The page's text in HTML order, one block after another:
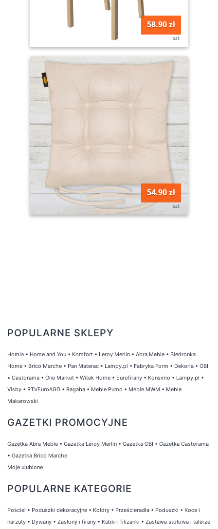
58.90 zł
szt
54.90 zł
szt
POPULARNE SKLEPY
Homla • Home and You • Komfort • Leroy Merlin • Abra Meble • Biedronka
Home • Brico Marche • Pan Materac • Lampy.pl • Fabryka Form • Dekoria • OBI
• Castorama • One Market • Witek Home • Eurofirany • Konsimo • Lampy.pl •
Visby • RTVEuroAGD • Ragaba • Meble Pumo • Meble MWM • Meble
Makarowski
GAZETKI PROMOCYJNE
Gazetka Abra Meble • Gazetka Leroy Merlin • Gazetka OBI • Gazetka Castorama
• Gazetka Brico Marche
Moje ulubione
POPULARNE KATEGORIE
Pościel • Poduszki dekoracyjne • Kołdry • Prześcieradła • Poduszki • Koce i
narzuty • Dywany • Zasłony i firany • Kubki i filiżanki • Zastawa stołowa i talerze